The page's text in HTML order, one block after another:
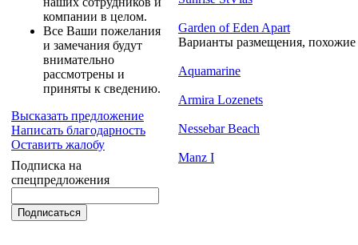
компании в целом.
Все Ваши пожелания
и замечания будут
внимательно
рассмотрены и
приняты к сведению.
Высказать предложение
Написать благодарность
Оставить жалобу
Подписка на
спецпредложения
Garden of Eden Apart
Варианты размещения, похожие
Aquamarine
Armira Lozenets
Nessebar Beach
Manz I